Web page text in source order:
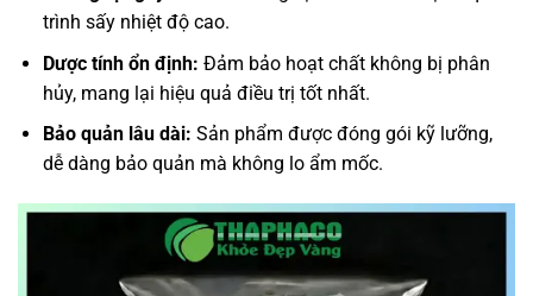
trình sấy nhiệt độ cao.
Dược tính ổn định: Đảm bảo hoạt chất không bị phân
hủy, mang lại hiệu quả điều trị tốt nhất.
Bảo quản lâu dài: Sản phẩm được đóng gói kỹ lưỡng,
dễ dàng bảo quản mà không lo ẩm mốc.